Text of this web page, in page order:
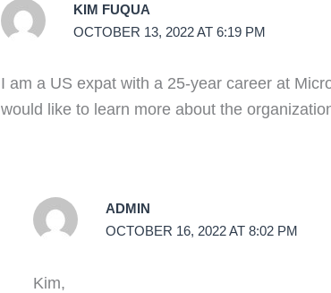
KIM FUQUA
OCTOBER 13, 2022 AT 6:19 PM
I am a US expat with a 25-year career at
would like to learn more about the
ADMIN
OCTOBER 16, 2022 AT 8:02 PM
Kim,